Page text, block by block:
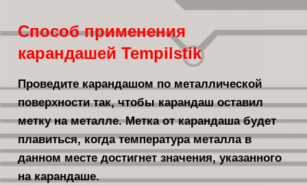
Способ применения
карандашей Tempilstik
Проведите карандашом по металлической
поверхности так, чтобы карандаш оставил
метку на металле. Метка от карандаша будет
плавиться, когда температура металла в
данном месте достигнет значения, указанного
на карандаше.